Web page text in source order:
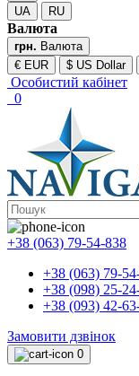
UA
RU
Валюта
грн. Валюта
€ EUR
$ US Dollar
Особистий кабінет
0
+38 (063) 79-54-838
+38 (063) 79-
+38 (098) 25-
+38 (093) 42-
Замовити дзвінок
0